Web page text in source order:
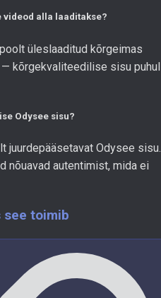
videod alla laaditakse?
üleslaaditud kõrgeimas
kõrgekvaliteedilise sisu puhul
Odysee sisu?
juurdepääsetavat Odysee sisu.
nõuavad autentimist, mida ei
see toimib